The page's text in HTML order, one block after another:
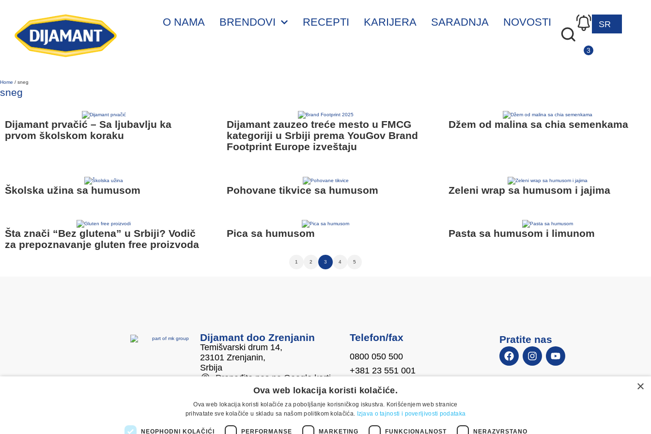
O NAMA BRENDOVI RECEPTI KARIJERA SARADNJA NOVOSTI SR
EN
Home / sneg
sneg
Dijamant prvačić – Sa ljubavlju ka
prvom školskom koraku
Dijamant zauzeo treće mesto u FMCG
kategoriji u Srbiji prema YouGov Brand
Footprint Europe izveštaju
Džem od malina sa chia semenkama
Školska užina sa humusom Pohovane tikvice sa humusom Zeleni wrap sa humusom i jajima
Šta znači “Bez glutena” u Srbiji? Vodič
za prepoznavanje gluten free proizvoda
Pica sa humusom Pasta sa humusom i limunom
1 2 3 4 5
Dijamant doo Zrenjanin
Temišvarski drum 14,
23101 Zrenjanin,
Srbija
Pronađite nas na Google karti
Telefon/fax
0800 050 500
+381 23 551 001
office@dijamant.rs
Pratite nas
Copyright © 2025 Dijamant doo Zrenjanin. Sva prava pridržana. Izrada:weblogic
×
Ova web lokacija koristi kolačiće.
Ova web lokacija koristi kolačiće za poboljšanje korisničkog iskustva. Korišćenjem web stranice
prihvatate sve kolačiće u skladu sa našom politikom kolačića. Izjava o tajnosti i poverljivosti podataka
NEOPHODNI KOLAČIĆI PERFORMANSE MARKETING FUNKCIONALNOST NERAZVRSTANO